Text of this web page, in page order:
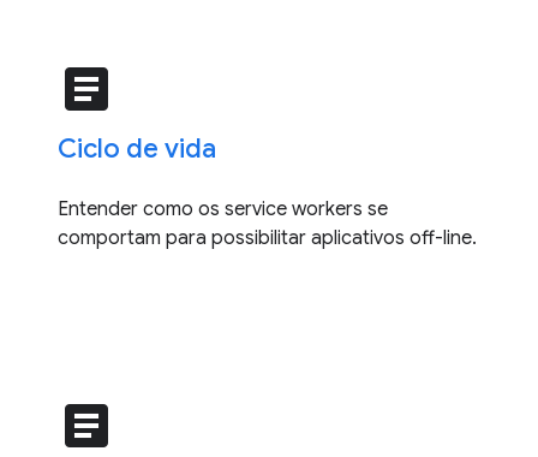
article
Ciclo de vida
Entender como os service workers se
comportam para possibilitar aplicativos off-line.
article